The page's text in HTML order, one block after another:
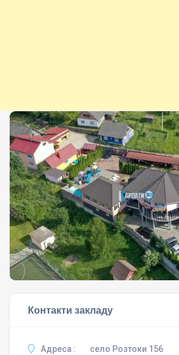
Контакти закладу
Адреса : село Розтоки 156